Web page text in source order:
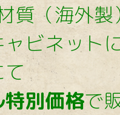
質（海外
ビネット
特別価格で